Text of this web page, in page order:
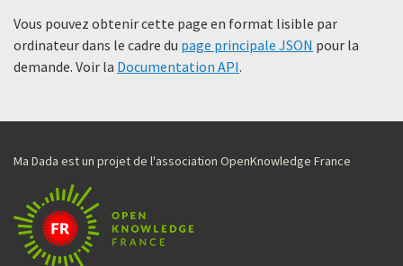
Vous pouvez obtenir cette page en format lisible par
ordinateur dans le cadre du page principale JSON pour la
demande. Voir la Documentation API.
Ma Dada est un projet de l'association OpenKnowledge France